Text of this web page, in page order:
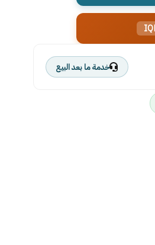
خدمة ما بعد البيع